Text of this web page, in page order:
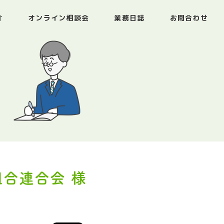
オンライン相談会 業務日誌 お問合わせ
連合会 様